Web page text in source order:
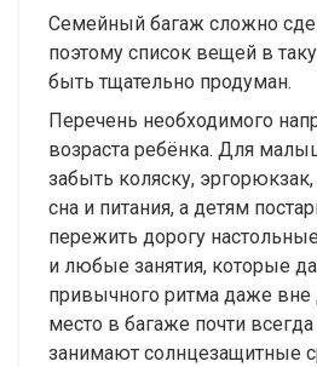
Семейный багаж сложно
поэтому список вещей в
быть тщательно продуман.
Перечень необходимого
возраста ребёнка. Для
забыть коляску,
сна и питания, а детям
пережить дорогу
и любые занятия, которые
привычного ритма даже вне
место в багаже почти всегда
занимают солнцезащитные